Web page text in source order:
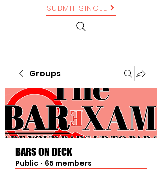
SUBMIT SINGLE
Groups
BARS ON DECK
Public · 65 members